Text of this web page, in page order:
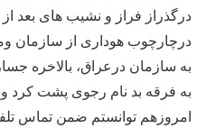
درگذراز فراز و نشیب های بعد
درچارچوب هوداری از سازمان
به سازمان درعراق، بالاخره
به فرقه بد نام رجوی پشت کرد
امروزهم توانستم ضمن تماس